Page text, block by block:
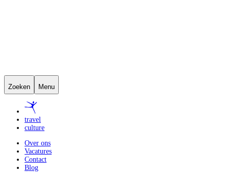
Zoeken Menu
travel
culture
Over ons
Vacatures
Contact
Blog